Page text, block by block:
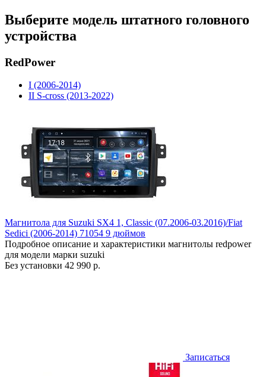
Выберите модель штатного головного
устройства
RedPower
I (2006-2014)
II S-cross (2013-2022)
Магнитола для Suzuki SX4 1, Classic (07.2006-03.2016)/Fiat
Sedici (2006-2014) 71054 9 дюймов
Подробное описание и характеристики магнитолы redpower
для модели марки suzuki
Без установки 42 990 р.
Записаться